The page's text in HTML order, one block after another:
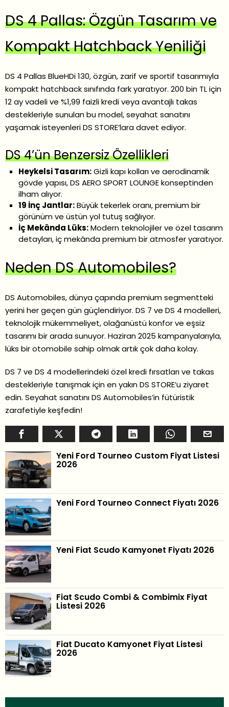
DS 4 Pallas: Özgün Tasarım ve
Kompakt Hatchback Yeniliği
DS 4 Pallas BlueHDi 130, özgün, zarif ve sportif tasarımıyla
kompakt hatchback sınıfında fark yaratıyor. 200 bin TL için
12 ay vadeli ve %1,99 faizli kredi veya avantajlı takas
destekleriyle sunulan bu model, seyahat sanatını
yaşamak isteyenleri DS STORE’lara davet ediyor.
DS 4’ün Benzersiz Özellikleri
Heykelsi Tasarım:Gizli kapı kolları ve aerodinamik
gövde yapısı, DS AERO SPORT LOUNGE konseptinden
ilham alıyor.
19 İnç Jantlar:Büyük tekerlek oranı, premium bir
görünüm ve üstün yol tutuş sağlıyor.
İç Mekânda Lüks:Modern teknolojiler ve özel tasarım
detayları, iç mekânda premium bir atmosfer yaratıyor.
Neden DS Automobiles?
DS Automobiles, dünya çapında premium segmentteki
yerini her geçen gün güçlendiriyor. DS 7 ve DS 4 modelleri,
teknolojik mükemmeliyet, olağanüstü konfor ve eşsiz
tasarımı bir arada sunuyor. Haziran 2025 kampanyalarıyla,
lüks bir otomobile sahip olmak artık çok daha kolay.
DS 7 ve DS 4 modellerindeki özel kredi fırsatları ve takas
destekleriyle tanışmak için en yakın DS STORE’u ziyaret
edin. Seyahat sanatını DS Automobiles’in fütüristik
zarafetiyle keşfedin!
Yeni Ford Tourneo Custom Fiyat Listesi
2026
Yeni Ford Tourneo Connect Fiyatı 2026
Yeni Fiat Scudo Kamyonet Fiyatı 2026
Fiat Scudo Combi & Combimix Fiyat
Listesi 2026
Fiat Ducato Kamyonet Fiyat Listesi
2026